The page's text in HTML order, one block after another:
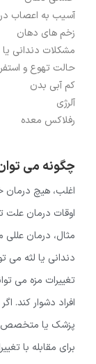
آسیب به اعصاب
زخم های دهان
مشکلات دندانی یا
حالت تهوع و
کم آبی بدن
آلرژی
رفلاکس معده
چگونه می
اغلب، هیچ
اوقات درمان علت
مثال، درمان
دندانی یا لثه می
تغییرات مزه می
افراد دشوار کند.
پزشک یا متخصص
برای مقابله با